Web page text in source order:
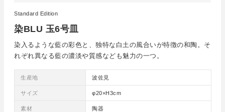
染BLU 玉6号皿
Standard Edition
染入るような藍の彩色と、独特な白土の風合いが特徴の和陶。そ
れぞれ異なる藍の濃淡や質感なども魅力の一つ。
生産地 波佐見
サイズ φ20×H3cm
素材 陶器